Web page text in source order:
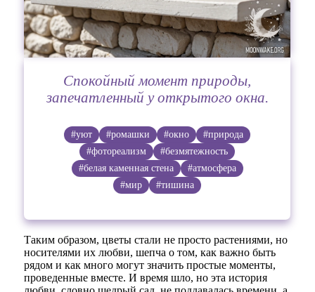
Спокойный момент природы,
запечатленный у открытого окна.
#уют #ромашки #окно
#природа
#фотореализм
#безмятежность
#белая каменная стена
#атмосфера
#мир
#тишина
Таким образом, цветы стали не просто растениями, но
носителями их любви, шепча о том, как важно быть
рядом и как много могут значить простые моменты,
проведенные вместе. И время шло, но эта история